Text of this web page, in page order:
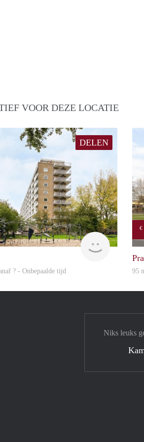
VOOR DEZE LOCATIE
DELEN
Woning
? - Onbepaalde tijd
€
95
Niks leuks